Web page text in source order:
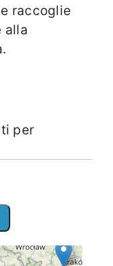
raccoglie
alla
per